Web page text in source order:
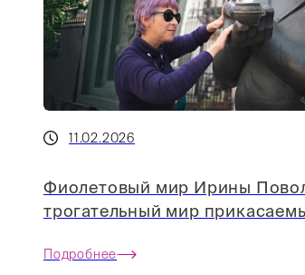
11.02.2026
Фиолетовый мир Ирины
трогательный мир
Подробнее